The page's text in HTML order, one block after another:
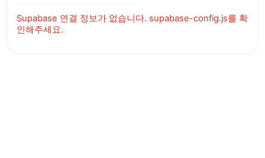
Supabase 연결 정보가 없습니다. supabase-config.js를 확
인해주세요.